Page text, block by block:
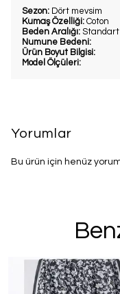
Sezon: Dört mevsim
Kumaş Özelliği: Coton
Beden Aralığı: Standart
Numune Bedeni:
Ürün Boyut Bilgisi:
Model Ölçüleri:
Yorumlar
Bu ürün için henüz